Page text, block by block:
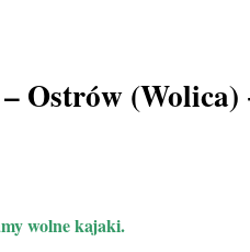
Ostrów (Wolica)
wolne kajaki.